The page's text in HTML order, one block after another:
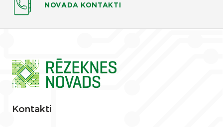
NOVADA KONTAKTI
Kontakti